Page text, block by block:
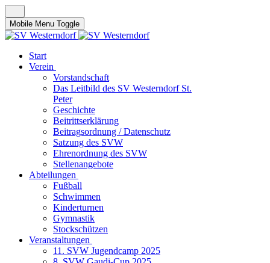
Mobile Menu Toggle
Start
Verein
Vorstandschaft
Das Leitbild des SV Westerndorf St.
Peter
Geschichte
Beitrittserklärung
Beitragsordnung / Datenschutz
Satzung des SVW
Ehrenordnung des SVW
Stellenangebote
Abteilungen
Fußball
Schwimmen
Kinderturnen
Gymnastik
Stockschützen
Veranstaltungen
11. SVW Jugendcamp 2025